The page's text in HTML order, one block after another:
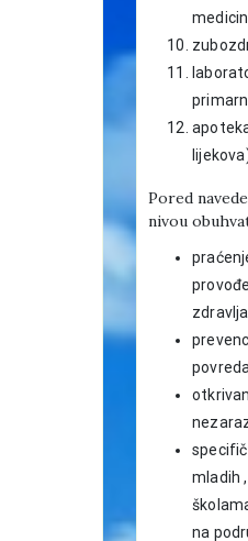
Pored
nivou
mladih
na